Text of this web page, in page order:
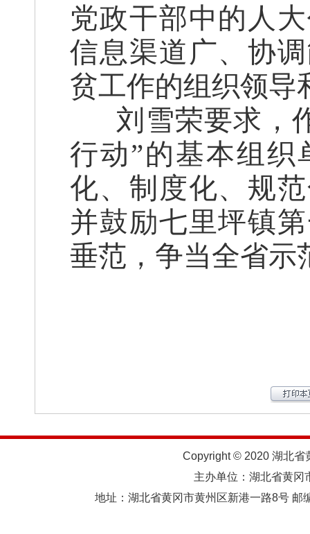
党政干部中的人
信息渠道广、协
贫工作的组织领导
刘雪荣要求，
行动”的基本组织
化、制度化、规
并鼓励七里坪镇
垂范，争当全省示
Copyright © 2020 湖北省
主办单位：湖北省黄
地址：湖北省黄冈市黄州区新港一路8号